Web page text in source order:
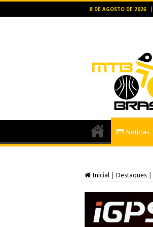
8 DE AGOSTO DE 2026
Notícias
Inicial Destaques